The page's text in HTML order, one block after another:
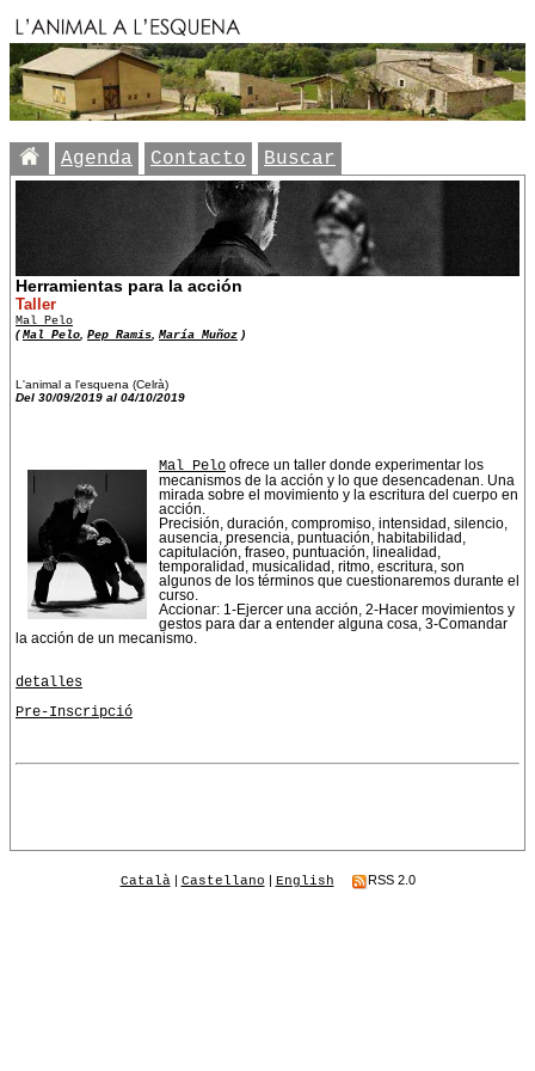
Agenda Contacto Buscar
Herramientas para la acción
Taller
Mal Pelo
(Mal Pelo Pep Ramis María Muñoz )
L'animal a l'esquena (Celrà)
Del 30/09/2019 al 04/10/2019
Mal Pelo ofrece un taller donde experimentar los
mecanismos de la acción y lo que desencadenan. Una
mirada sobre el movimiento y la escritura del cuerpo en
acción.
Precisión, duración, compromiso, intensidad, silencio,
ausencia, presencia, puntuación, habitabilidad,
capitulación, fraseo, puntuación, linealidad,
temporalidad, musicalidad, ritmo, escritura, son
algunos de los términos que cuestionaremos durante el
curso.
Accionar: 1-Ejercer una acción, 2-Hacer movimientos y
gestos para dar a entender alguna cosa, 3-Comandar
la acción de un mecanismo.
detalles
Pre-Inscripció
Català | Castellano | English RSS 2.0